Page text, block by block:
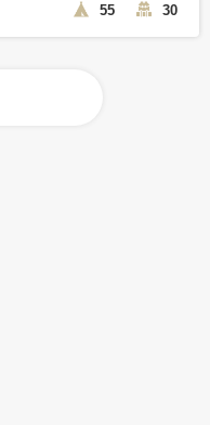
55 30